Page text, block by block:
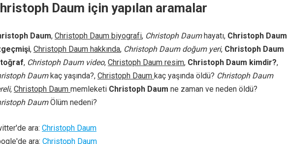
Daum için yapılan aramalar
Daum, Christoph Daum biyografi, Christoph Daumhayatı, Christoph Daum
, Christoph Daum hakkında, Christoph Daum doğum yeri, Christoph Daum
, Christoph Daum video, Christoph Daum resim, Christoph Daum kimdir?,
Daumkaç yaşında?, Christoph Daum kaç yaşında öldü? Christoph Daum
, Christoph Daum memleketi Christoph Daum ne zaman ve neden öldü?
DaumÖlüm nedeni?
ara: Christoph Daum
ara: Christoph Daum